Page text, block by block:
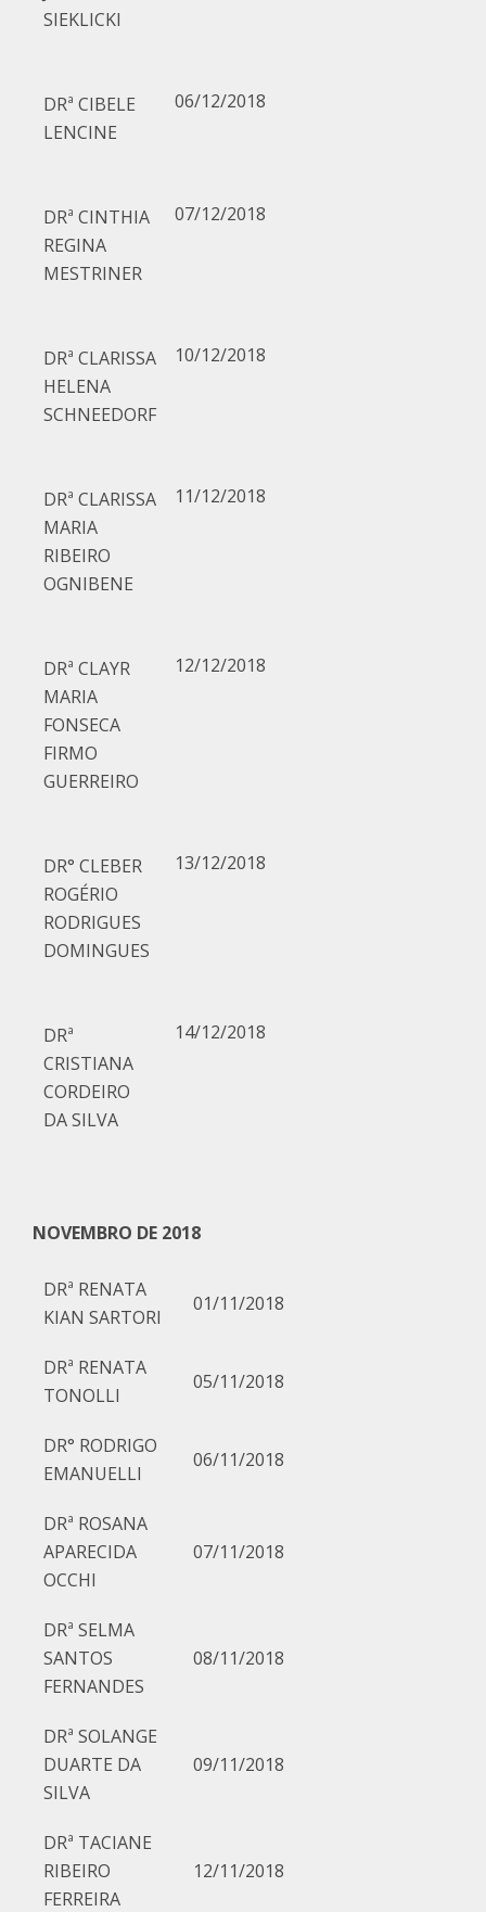
SIEKLICKI
DRª CIBELE
LENCINE
06/12/2018
DRª CINTHIA
REGINA
MESTRINER
07/12/2018
DRª CLARISSA
HELENA
SCHNEEDORF
10/12/2018
DRª CLARISSA
MARIA
RIBEIRO
OGNIBENE
11/12/2018
DRª CLAYR
MARIA
FONSECA
FIRMO
GUERREIRO
12/12/2018
DR° CLEBER
ROGÉRIO
RODRIGUES
DOMINGUES
13/12/2018
DRª
CRISTIANA
CORDEIRO
DA SILVA
14/12/2018
NOVEMBRO DE 2018
DRª RENATA
KIAN SARTORI
01/11/2018
DRª RENATA
TONOLLI
05/11/2018
DR° RODRIGO
EMANUELLI
06/11/2018
DRª ROSANA
APARECIDA
OCCHI
07/11/2018
DRª SELMA
SANTOS
FERNANDES
08/11/2018
DRª SOLANGE
DUARTE DA
SILVA
09/11/2018
DRª TACIANE
RIBEIRO
FERREIRA
12/11/2018